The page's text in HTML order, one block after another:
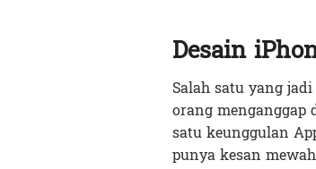
Desain
Salah satu yang
orang
satu keunggulan
punya kesan